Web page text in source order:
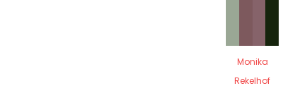
Monika
Rekelhof